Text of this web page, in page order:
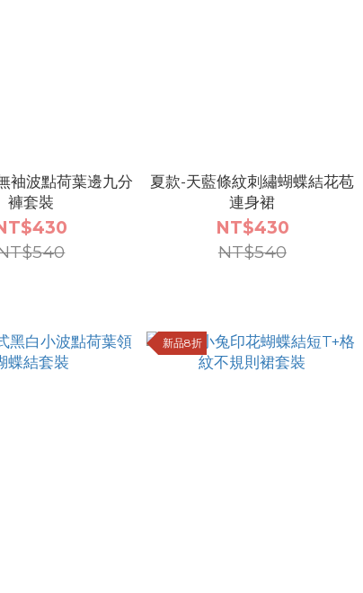
袖波點荷葉邊九分
褲套裝
夏款-天藍條紋刺繡蝴蝶結花苞
連身裙
NT$430
NT$540
新品8折